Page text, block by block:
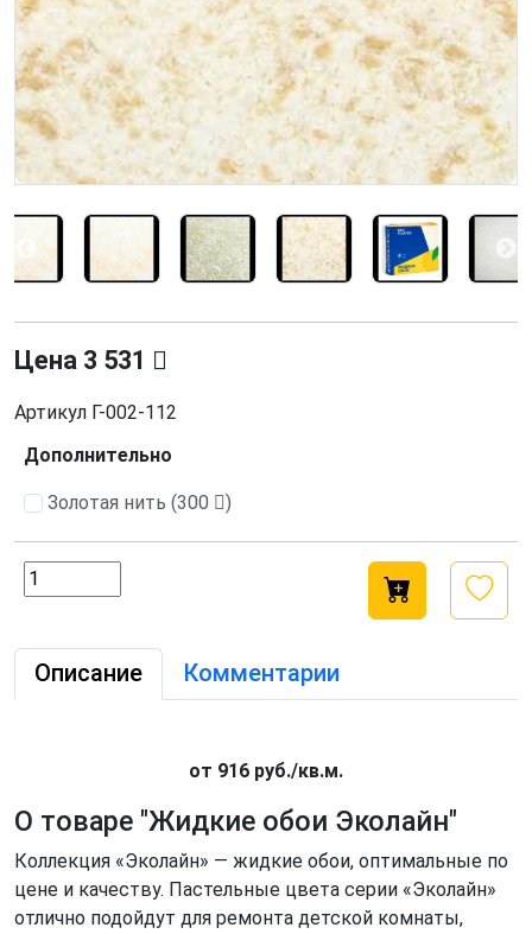
Цена 3 531
Артикул Г-002-112
Дополнительно
Золотая нить (300 )
Описание Комментарии
от 916 руб./кв.м.
О товаре "Жидкие обои Эколайн"
Коллекция «Эколайн» — жидкие обои, оптимальные по
цене и качеству. Пастельные цвета серии «Эколайн»
отлично подойдут для ремонта детской комнаты,